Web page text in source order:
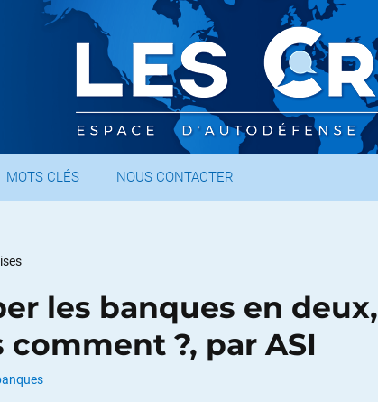
MOTS CLÉS NOUS CONTACTER
les banques en deux,
comment ?, par ASI